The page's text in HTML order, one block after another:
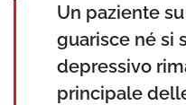
Un paziente
guarisce né si
depressivo
principale